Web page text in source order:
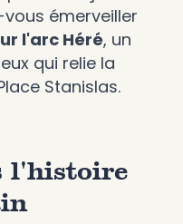
émerveiller
l'arc Héré, un
qui relie la
Stanislas.
l'histoire